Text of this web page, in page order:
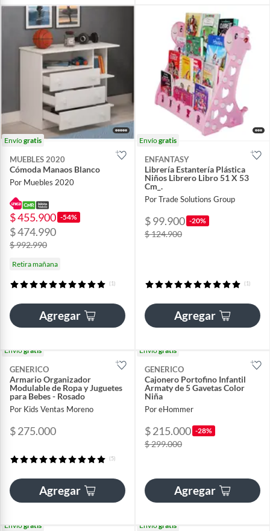
Envíogratis
MUEBLES 2020
Cómoda Manaos Blanco
Por Muebles 2020
$ 455.900 -54%
$ 474.990
$ 992.990
Retira mañana
(1)
Agregar
Envíogratis
ENFANTASY
Librería Estantería Plástica
Niños Librero Libro 51 X 53
Cm_.
Por Trade Solutions Group
$ 99.900 -20%
$ 124.900
(1)
Agregar
Envíogratis
GENERICO
Armario Organizador
Modulable de Ropa y Juguetes
para Bebes - Rosado
Por Kids Ventas Moreno
$ 275.000
(5)
Agregar
Envíogratis
GENERICO
Cajonero Portofino Infantil
Armaty de 5 Gavetas Color
Niña
Por eHommer
$ 215.000 -28%
$ 299.000
Agregar
Envíogratis Envíogratis